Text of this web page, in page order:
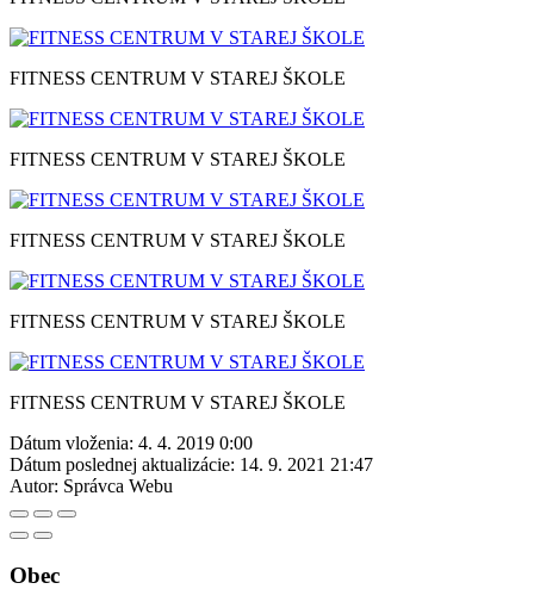
FITNESS CENTRUM V STAREJ ŠKOLE
FITNESS CENTRUM V STAREJ ŠKOLE
FITNESS CENTRUM V STAREJ ŠKOLE
FITNESS CENTRUM V STAREJ ŠKOLE
FITNESS CENTRUM V STAREJ ŠKOLE
Dátum vloženia: 4. 4. 2019 0:00
Dátum poslednej aktualizácie: 14. 9. 2021 21:47
Autor: Správca Webu
Obec